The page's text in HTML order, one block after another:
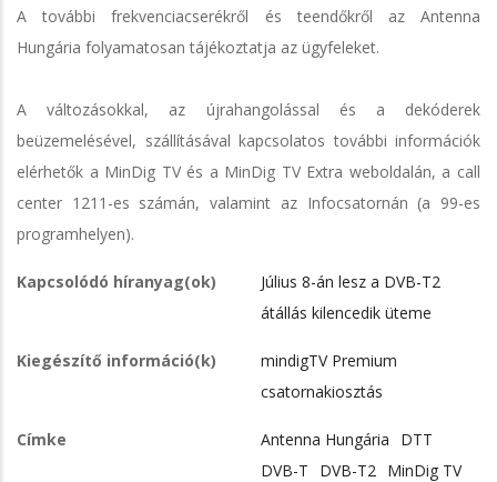
A további frekvenciacserékről és teendőkről az Antenna
Hungária folyamatosan tájékoztatja az ügyfeleket.
A változásokkal, az újrahangolással és a dekóderek
beüzemelésével, szállításával kapcsolatos további információk
elérhetők a MinDig TV és a MinDig TV Extra weboldalán, a call
center 1211-es számán, valamint az Infocsatornán (a 99-es
programhelyen).
Kapcsolódó híranyag(ok)
Július 8-án lesz a DVB-T2
átállás kilencedik üteme
Kiegészítő információ(k)
mindigTV Premium
csatornakiosztás
Címke Antenna Hungária
DTT
DVB-T
DVB-T2 MinDig TV